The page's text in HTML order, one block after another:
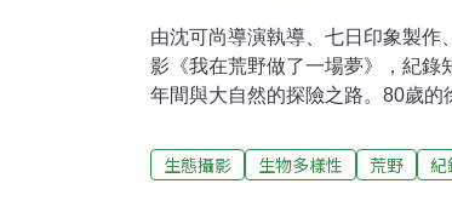
由沈可尚導演執導、七日印象製作
影《我在荒野做了一場夢》，紀錄
年間與大自然的探險之路。80歲
次感受到時間的重量，本片以極致
著。沈可尚說，這部片讓他學會「
生態攝影 生物多樣性 荒野 紀